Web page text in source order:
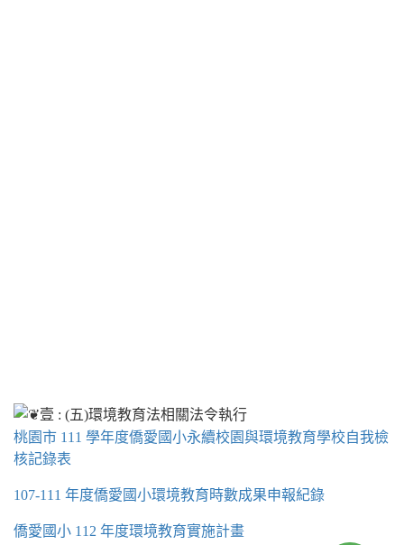
桃園市 111 學年度僑愛國小永續校園與環境教育學校自我檢
核記錄表
107-111 年度僑愛國小環境教育時數成果申報紀錄
僑愛國小 112 年度環境教育實施計畫